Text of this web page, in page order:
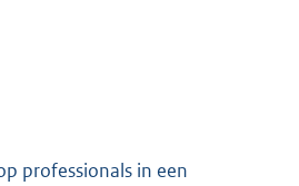
professionals in een